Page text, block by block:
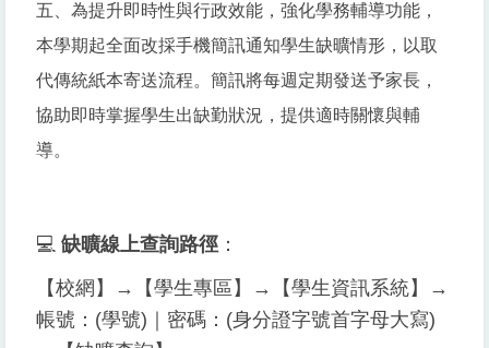
五、為提升即時性與行政效能，強化學務輔導功能，
本學期起全面改採手機簡訊通知學生缺曠情形，以取
代傳統紙本寄送流程。簡訊將每週定期發送予家長，
協助即時掌握學生出缺勤狀況，提供適時關懷與輔
導。
💻 缺曠線上查詢路徑 ：
【校網】→【學生專區】→【學生資訊系統】→
帳號：(學號)｜密碼：(身分證字號首字母大寫)